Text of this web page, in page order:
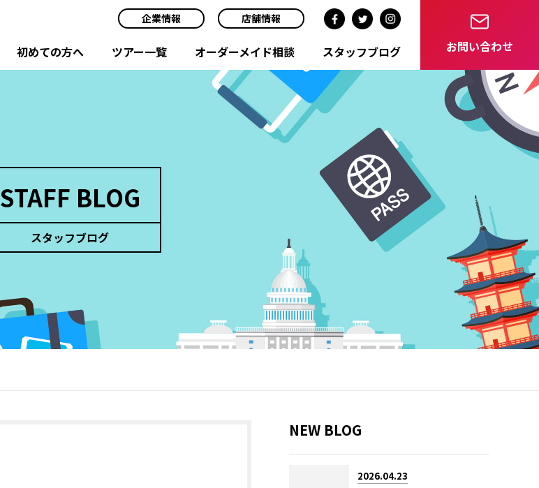
企業情報 店舗情報
初めての方へ ツアー一覧 オーダーメイド相談 スタッフブログ お問い合わせ
STAFF BLOG
スタッフブログ
NEW BLOG
2026.04.23